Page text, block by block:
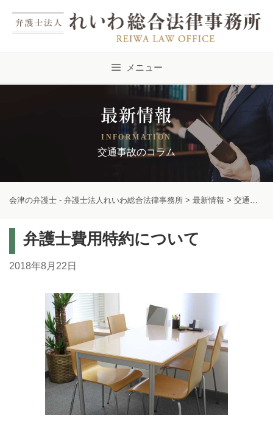
メニュー
最新情報
INFORMATION
交通事故のコラム
会津の弁護士 - 弁護士法人れいわ総合法律事務所 > 最新情報 > 交通事故のコラム
弁護士費用特約について
2018年8月22日